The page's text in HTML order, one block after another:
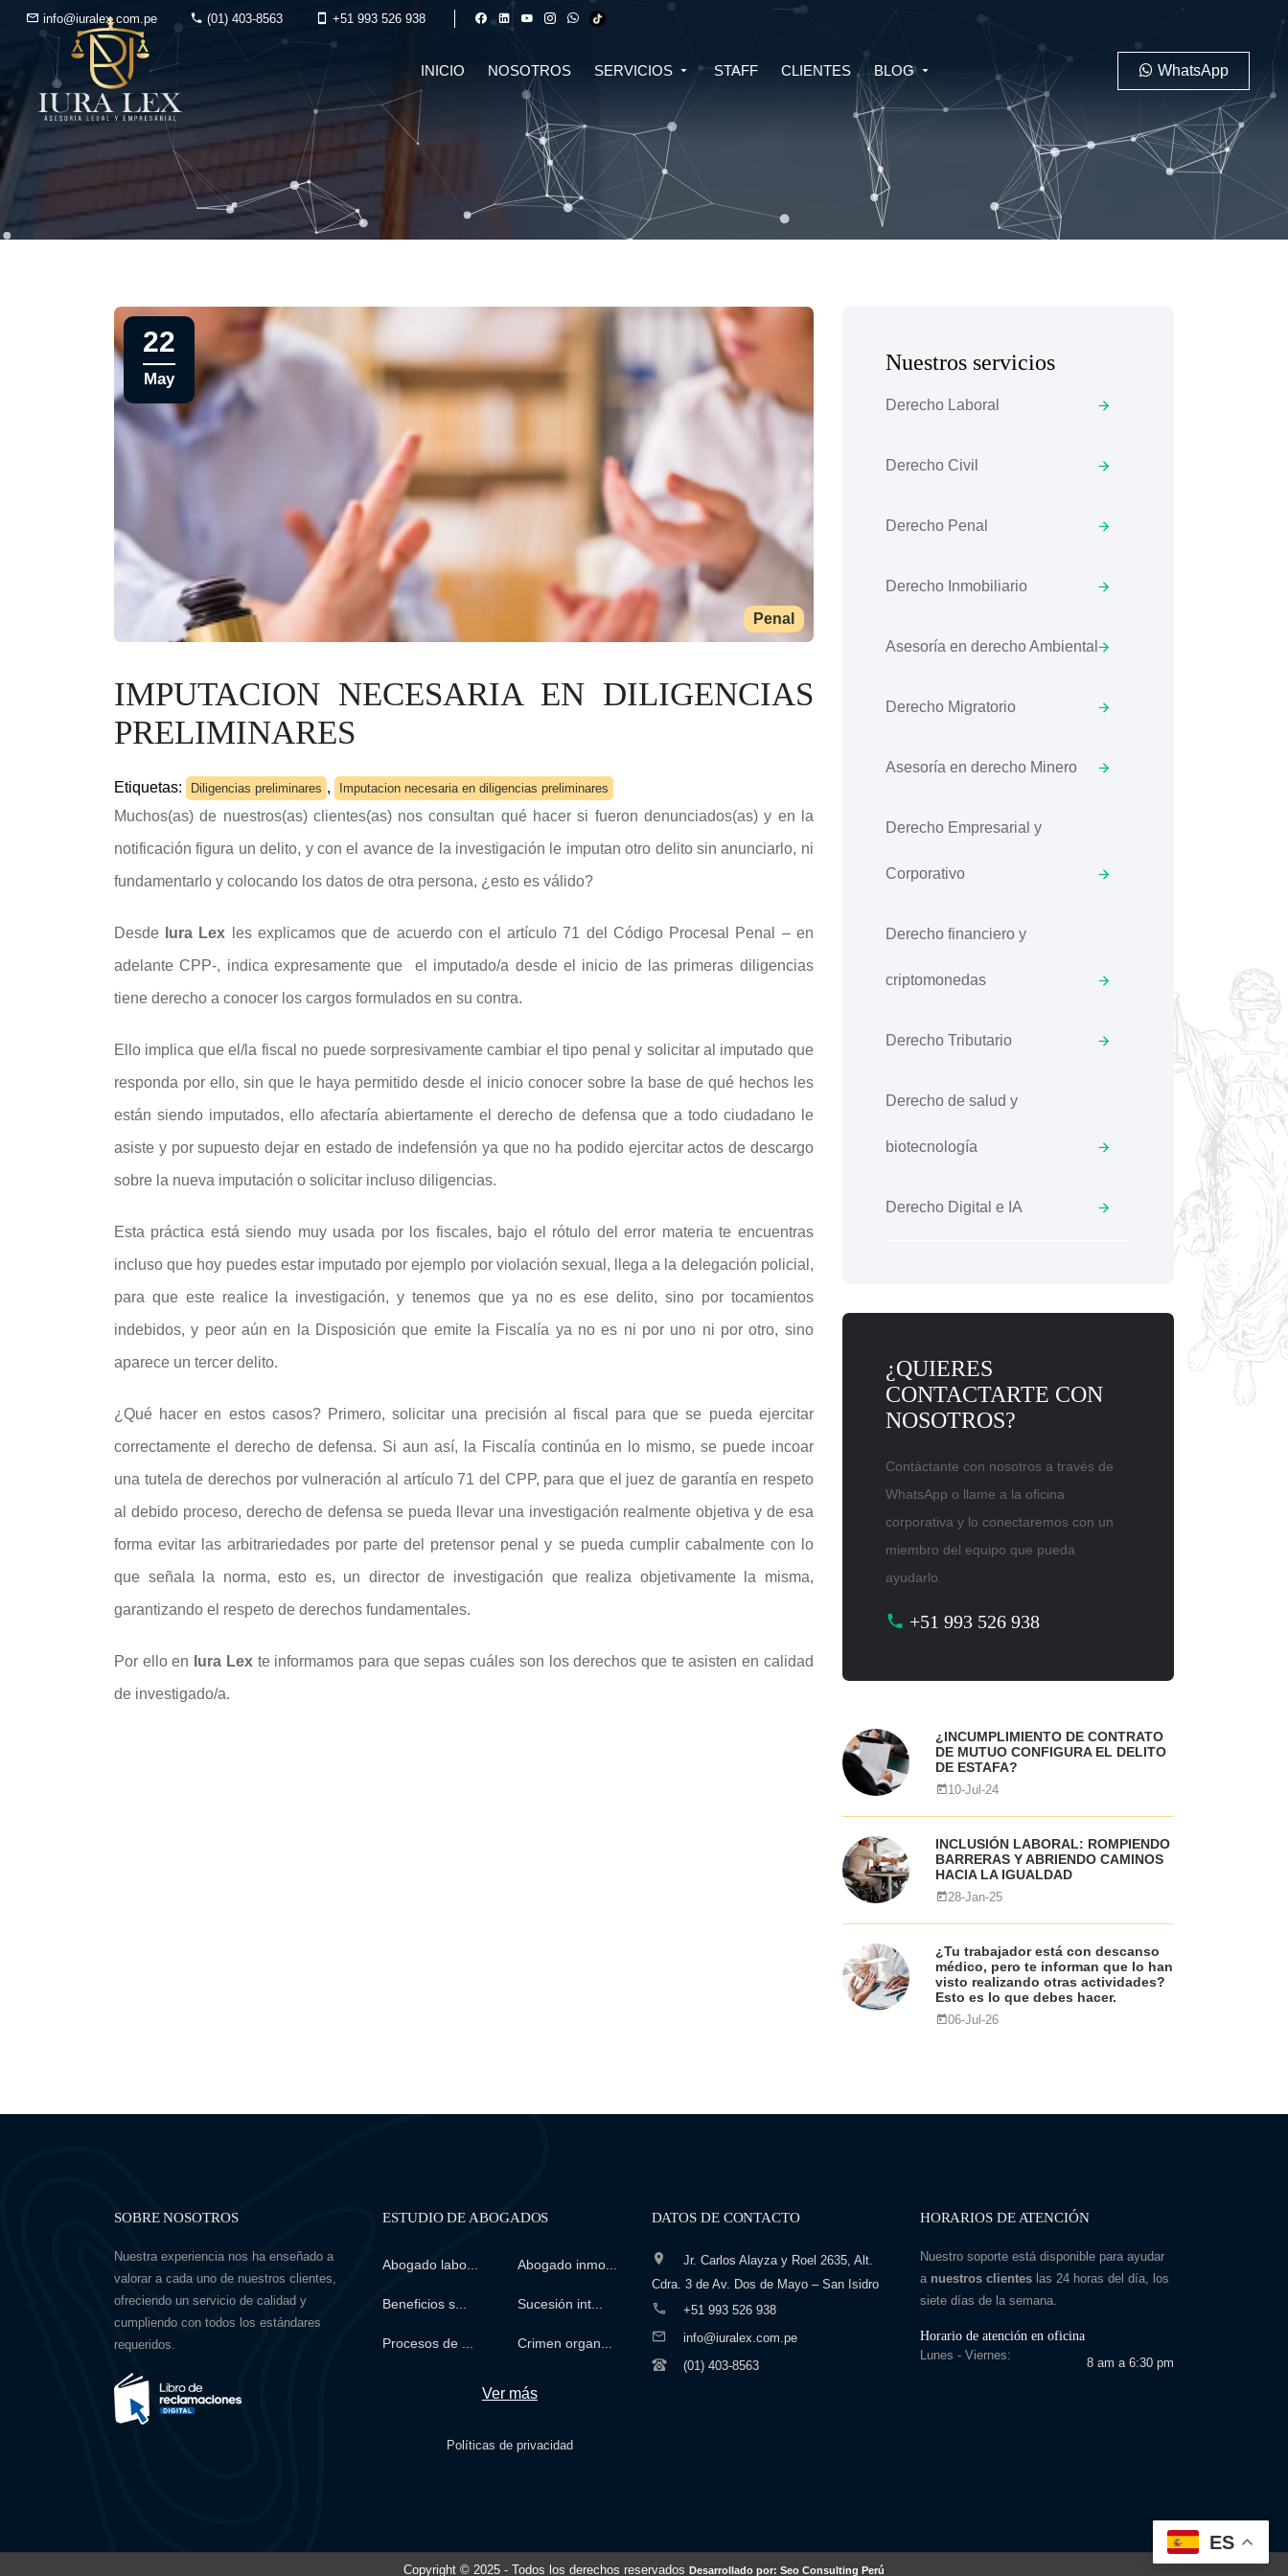
info@iuralex.com.pe (01) 403-8563 +51 993 526 938
INICIO NOSOTROS SERVICIOS
DERECHO FINANCIERO Y
CRIPTOMONEDAS
DERECHO CIVIL
DERECHO EMPRESARIAL Y
CORPORATIVO
DERECHO MIGRATORIO
ASESORÍA EN DERECHO AMBIENTAL ASESORÍA EN DERECHO MINERO
STAFF CLIENTES BLOG
PENAL
LABORAL
WhatsApp
Penal
22
May
IMPUTACION NECESARIA EN DILIGENCIAS
PRELIMINARES
Etiquetas: Diligencias preliminares , Imputacion necesaria en diligencias preliminares
Muchos(as) de nuestros(as) clientes(as) nos consultan qué hacer si fueron denunciados(as) y en la
notificación figura un delito, y con el avance de la investigación le imputan otro delito sin anunciarlo, ni
fundamentarlo y colocando los datos de otra persona, ¿esto es válido?
Desde Iura Lex les explicamos que de acuerdo con el artículo 71 del Código Procesal Penal – en
adelante CPP-, indica expresamente que el imputado/a desde el inicio de las primeras diligencias
tiene derecho a conocer los cargos formulados en su contra.
Ello implica que el/la fiscal no puede sorpresivamente cambiar el tipo penal y solicitar al imputado que
responda por ello, sin que le haya permitido desde el inicio conocer sobre la base de qué hechos les
están siendo imputados, ello afectaría abiertamente el derecho de defensa que a todo ciudadano le
asiste y por supuesto dejar en estado de indefensión ya que no ha podido ejercitar actos de descargo
sobre la nueva imputación o solicitar incluso diligencias.
Esta práctica está siendo muy usada por los fiscales, bajo el rótulo del error materia te encuentras
incluso que hoy puedes estar imputado por ejemplo por violación sexual, llega a la delegación policial,
para que este realice la investigación, y tenemos que ya no es ese delito, sino por tocamientos
indebidos, y peor aún en la Disposición que emite la Fiscalía ya no es ni por uno ni por otro, sino
aparece un tercer delito.
¿Qué hacer en estos casos? Primero, solicitar una precisión al fiscal para que se pueda ejercitar
correctamente el derecho de defensa. Si aun así, la Fiscalía continúa en lo mismo, se puede incoar
una tutela de derechos por vulneración al artículo 71 del CPP, para que el juez de garantía en respeto
al debido proceso, derecho de defensa se pueda llevar una investigación realmente objetiva y de esa
forma evitar las arbitrariedades por parte del pretensor penal y se pueda cumplir cabalmente con lo
que señala la norma, esto es, un director de investigación que realiza objetivamente la misma,
garantizando el respeto de derechos fundamentales.
Por ello en Iura Lex te informamos para que sepas cuáles son los derechos que te asisten en calidad
de investigado/a.
Nuestros servicios
Derecho Laboral
Derecho Civil
Derecho Penal
Derecho Inmobiliario
Asesoría en derecho Ambiental
Derecho Migratorio
Asesoría en derecho Minero
Derecho Empresarial y
Corporativo
Derecho financiero y
criptomonedas
Derecho Tributario
Derecho de salud y
biotecnología
Derecho Digital e IA
¿QUIERES
CONTACTARTE CON
NOSOTROS?
Contáctante con nosotros a través de
WhatsApp o llame a la oficina
corporativa y lo conectaremos con un
miembro del equipo que pueda
ayudarlo.
+51 993 526 938
¿INCUMPLIMIENTO DE CONTRATO
DE MUTUO CONFIGURA EL DELITO
DE ESTAFA?
10-Jul-24
INCLUSIÓN LABORAL: ROMPIENDO
BARRERAS Y ABRIENDO CAMINOS
HACIA LA IGUALDAD
28-Jan-25
¿Tu trabajador está con descanso
médico, pero te informan que lo han
visto realizando otras actividades?
Esto es lo que debes hacer.
06-Jul-26
SOBRE NOSOTROS
Nuestra experiencia nos ha enseñado a
valorar a cada uno de nuestros clientes,
ofreciendo un servicio de calidad y
cumpliendo con todos los estándares
requeridos.
ESTUDIO DE ABOGADOS
Abogado labo... Abogado inmo...
Beneficios s... Sucesión int...
Procesos de ... Crimen organ...
Ver más
Políticas de privacidad
DATOS DE CONTACTO
Jr. Carlos Alayza y Roel 2635, Alt.
Cdra. 3 de Av. Dos de Mayo – San Isidro
+51 993 526 938
info@iuralex.com.pe
(01) 403-8563
HORARIOS DE ATENCIÓN
Nuestro soporte está disponible para ayudar
a nuestros clienteslas 24 horas del día, los
siete días de la semana.
Horario de atención en oficina
Lunes - Viernes:
8 am a 6:30 pm
Copyright © 2025 - Todos los derechos reservados Desarrollado por: Seo Consulting Perú
ES